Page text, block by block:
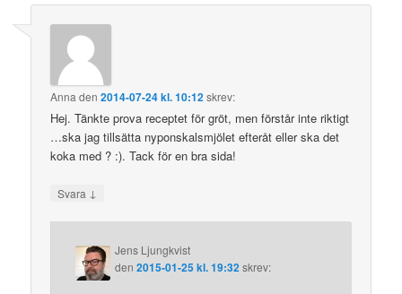
Anna den2014-07-24 kl. 10:12skrev:
Hej. Tänkte prova receptet för gröt, men förstår inte riktigt
…ska jag tillsätta nyponskalsmjölet efteråt eller ska det
koka med ? :). Tack för en bra sida!
Svara ↓
Jens Ljungkvist
den2015-01-25 kl. 19:32 skrev: